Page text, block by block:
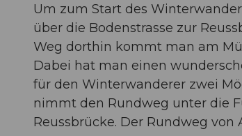
Um zum Start des
über die Bodenstrasse zur
Weg dorthin kommt man am
Dabei hat man einen
für den Winterwanderer zwei
nimmt den Rundweg unter die
Reussbrücke. Der Rundweg